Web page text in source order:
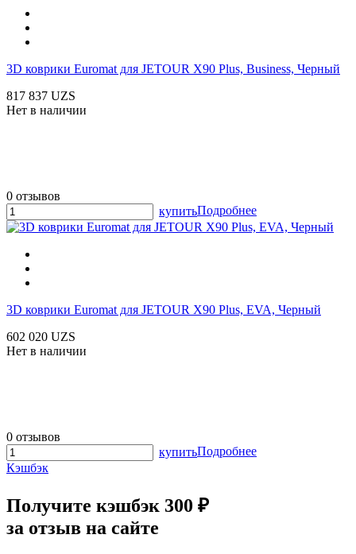
3D коврики Euromat для JETOUR X90 Plus, Business, Черный
817 837 UZS
Нет в наличии
0 отзывов
купитьПодробнее
3D коврики Euromat для JETOUR X90 Plus, EVA, Черный
602 020 UZS
Нет в наличии
0 отзывов
купитьПодробнее
Кэшбэк
Получите кэшбэк 300 ₽
за отзыв на сайте